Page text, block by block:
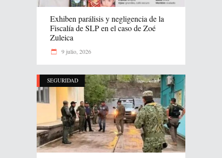
Exhiben parálisis y negligencia de la
Fiscalía de SLP en el caso de Zoé
Zuleica
9 julio, 2026
SEGURIDAD